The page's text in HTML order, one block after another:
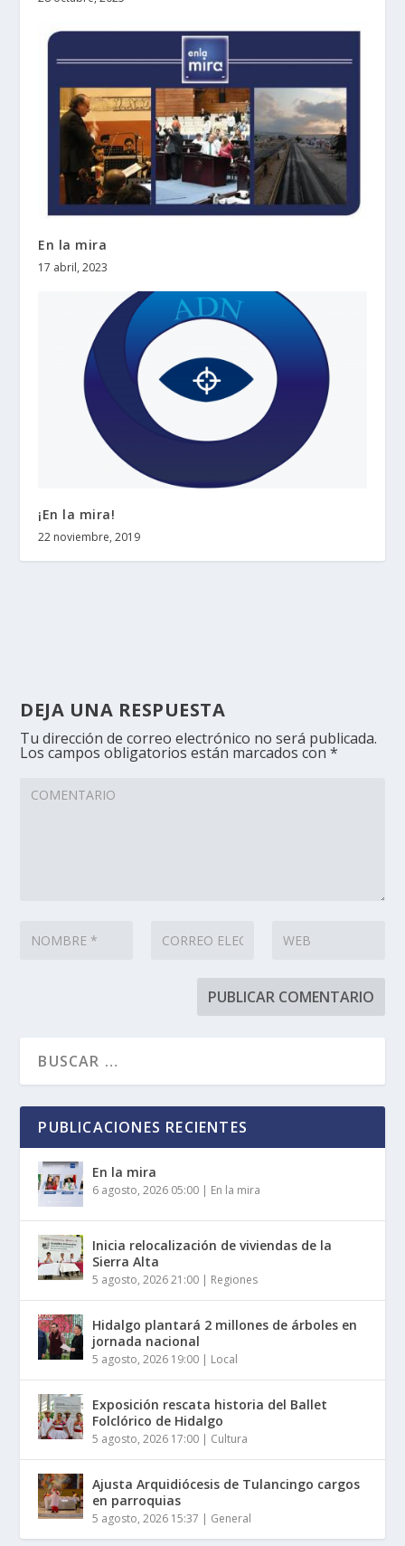
En la mira
17 abril, 2023
¡En la mira!
22 noviembre, 2019
DEJA UNA RESPUESTA
Tu dirección de correo electrónico no será publicada.
Los campos obligatorios están marcados con*
PUBLICACIONES RECIENTES
En la mira
6 agosto, 2026 05:00 | En la mira
Inicia relocalización de viviendas de la
Sierra Alta
5 agosto, 2026 21:00 | Regiones
Hidalgo plantará 2 millones de árboles en
jornada nacional
5 agosto, 2026 19:00 | Local
Exposición rescata historia del Ballet
Folclórico de Hidalgo
5 agosto, 2026 17:00 | Cultura
Ajusta Arquidiócesis de Tulancingo cargos
en parroquias
5 agosto, 2026 15:37 | General